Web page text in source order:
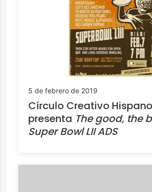
5 de febrero de 2019
Círculo Creativo Hispano
presenta The good, the
Super Bowl LII ADS